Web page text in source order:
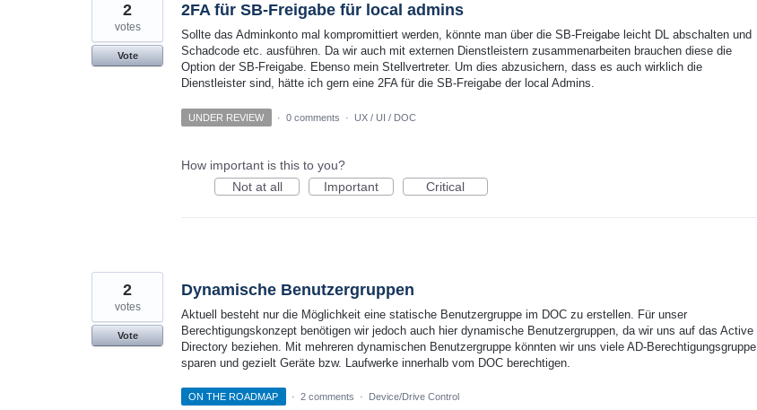
2FA für SB-Freigabe für local admins
Sollte das Adminkonto mal kompromittiert werden, könnte man über die SB-Freigabe leicht DL abschalten und
Schadcode etc. ausführen. Da wir auch mit externen Dienstleistern zusammenarbeiten brauchen diese die
Option der SB-Freigabe. Ebenso mein Stellvertreter. Um dies abzusichern, dass es auch wirklich die
Dienstleister sind, hätte ich gern eine 2FA für die SB-Freigabe der local Admins.
2
votes
Vote
UNDER REVIEW · 0 comments · UX / UI / DOC
How important is this to you?
Not at all
Important Critical
Dynamische Benutzergruppen
Aktuell besteht nur die Möglichkeit eine statische Benutzergruppe im DOC zu erstellen. Für unser
Berechtigungskonzept benötigen wir jedoch auch hier dynamische Benutzergruppen, da wir uns auf das Active
Directory beziehen. Mit mehreren dynamischen Benutzergruppe könnten wir uns viele AD-Berechtigungsgruppe
sparen und gezielt Geräte bzw. Laufwerke innerhalb vom DOC berechtigen.
2
votes
Vote
ON THE ROADMAP · 2 comments · Device/Drive Control